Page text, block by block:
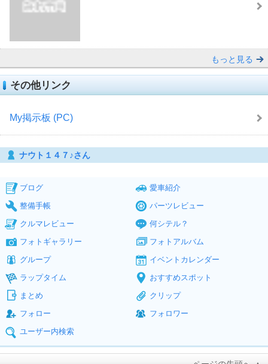
もっと見る
その他リンク
My掲示板 (PC)
ナウト１４７♪さん
ブログ
愛車紹介
整備手帳
パーツレビュー
クルマレビュー
何シテル？
フォトギャラリー
フォトアルバム
グループ
イベントカレンダー
ラップタイム
おすすめスポット
まとめ
クリップ
フォロー
フォロワー
ユーザー内検索